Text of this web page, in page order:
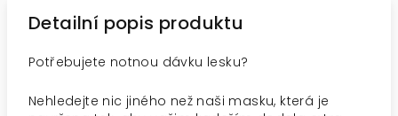
Detailní popis produktu
Potřebujete notnou dávku lesku?
Nehledejte nic jiného než naši masku, která je